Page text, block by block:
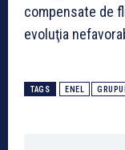
compensate de
evoluţia
TAGS ENEL